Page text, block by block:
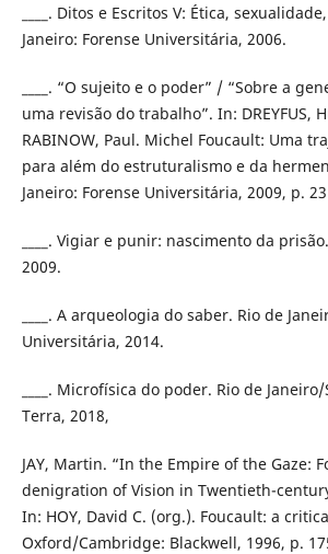
____. Ditos e Escritos V: Ética,
Janeiro: Forense Universitária, 2006.
____. “O sujeito e o poder” / “Sobre a
uma revisão do trabalho”. In: DREYFUS,
RABINOW, Paul. Michel Foucault: Uma
para além do estruturalismo e da
Janeiro: Forense Universitária, 2009, p.
____. Vigiar e punir: nascimento da
2009.
____. A arqueologia do saber. Rio de
Universitária, 2014.
____. Microfísica do poder. Rio de
Terra, 2018,
JAY, Martin. “In the Empire of the Gaze:
denigration of Vision in Twentieth-
In: HOY, David C. (org.). Foucault: a
Oxford/Cambridge: Blackwell, 1996, p.